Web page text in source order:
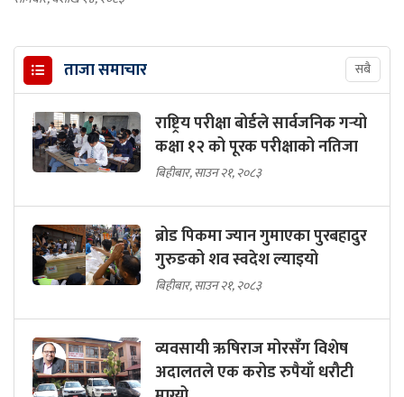
ताजा समाचार सबै
राष्ट्रिय परीक्षा बोर्डले सार्वजनिक गर्‍यो
कक्षा १२ को पूरक परीक्षाको नतिजा
बिहीबार, साउन २१, २०८३
ब्रोड पिकमा ज्यान गुमाएका पुरबहादुर
गुरुङको शव स्वदेश ल्याइयो
बिहीबार, साउन २१, २०८३
व्यवसायी ऋषिराज मोरसँग विशेष
अदालतले एक करोड रुपैयाँ धरौटी